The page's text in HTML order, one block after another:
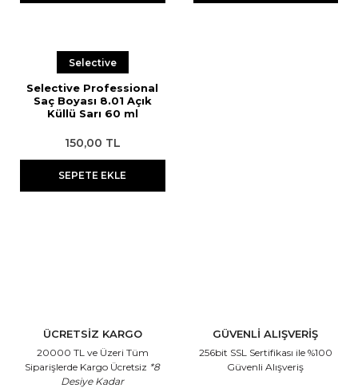
Selective
Selective Professional
Saç Boyası 8.01 Açık
Küllü Sarı 60 ml
150,00 TL
SEPETE EKLE
ÜCRETSİZ KARGO
20000 TL ve Üzeri Tüm
Siparişlerde Kargo Ücretsiz *8
Desiye Kadar
GÜVENLİ ALIŞVERİŞ
256bit SSL Sertifikası ile %100
Güvenli Alışveriş